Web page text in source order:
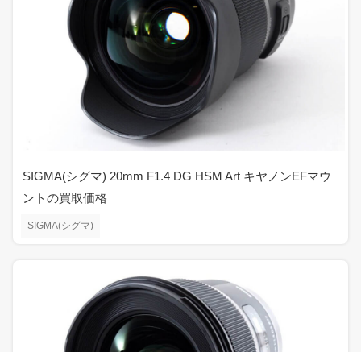
SIGMA(シグマ)
SIGMA(シグマ) 20mm F1.4 DG HSM Art キヤノンEFマウ
ントの買取価格